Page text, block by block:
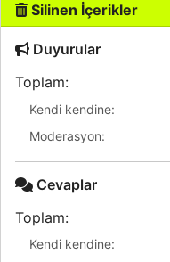
Silinen İçerikler
Duyurular
Toplam:
Kendi kendine:
Moderasyon:
Cevaplar
Toplam:
Kendi kendine: